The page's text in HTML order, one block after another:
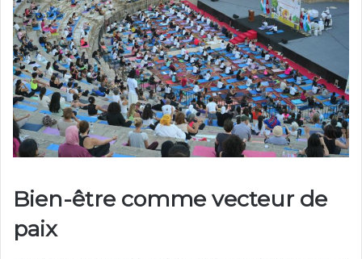
Bien-être comme vecteur de
paix